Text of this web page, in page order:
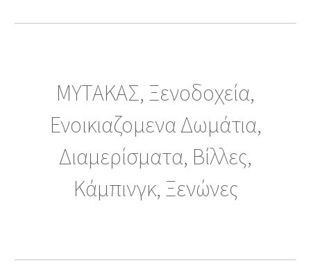
ΜΥΤΑΚΑΣ, Ξενοδοχεία,
Ενοικιαζομενα Δωμάτια,
Διαμερίσματα, Βίλλες,
Κάμπινγκ, Ξενώνες